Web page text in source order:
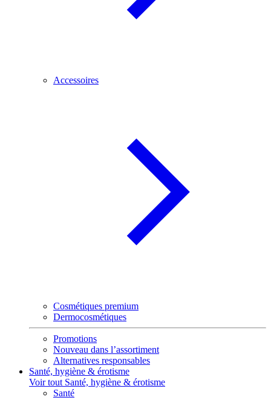
Accessoires
Cosmétiques premium
Dermocosmétiques
Promotions
Nouveau dans l’assortiment
Alternatives responsables
Santé, hygiène & érotisme
Voir tout Santé, hygiène & érotisme
Santé